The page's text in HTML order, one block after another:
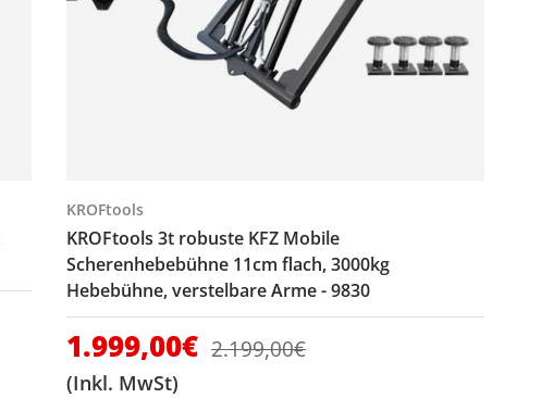
KROFtools
KROFtools 3t robuste KFZ Mobile
Scherenhebebühne 11cm flach, 3000kg
Hebebühne, verstelbare Arme - 9830
Verkaufspreis
1.999,00€ Normaler Preis
2.199,00€
(Inkl. MwSt)